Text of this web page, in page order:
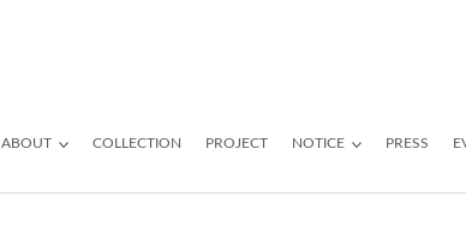
ABOUT COLLECTION PROJECT NOTICE PRESS